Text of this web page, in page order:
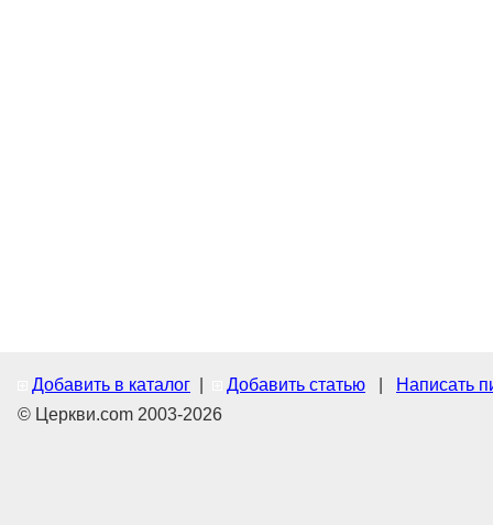
Добавить в каталог Добавить статью
Написать
© Церкви.com 2003-2026